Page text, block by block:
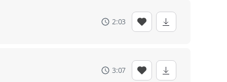
2:03
3:07